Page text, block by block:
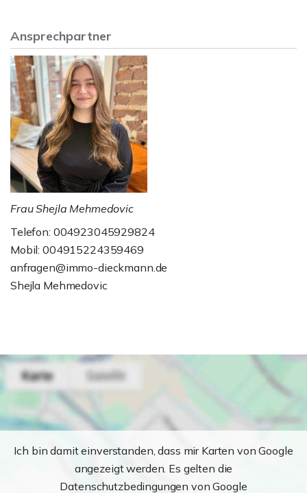
Ansprechpartner
Frau Shejla Mehmedovic
Telefon: 004923045929824
Mobil: 004915224359469
anfragen@immo-dieckmann.de
Shejla Mehmedovic
Ich bin damit einverstanden, dass mir Karten von Google
angezeigt werden. Es gelten die
Datenschutzbedingungen von Google